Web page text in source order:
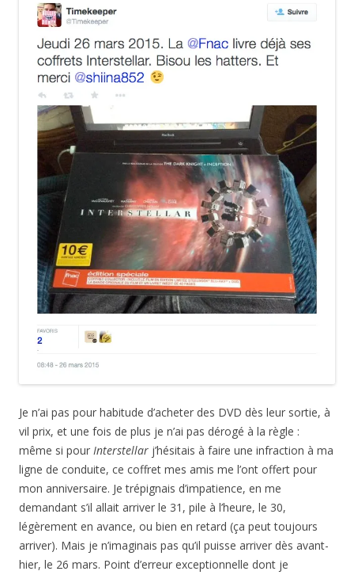
Je n’ai pas pour habitude d’acheter des DVD dès leur sortie, à
vil prix, et une fois de plus je n’ai pas dérogé à la règle :
même si pour Interstellar j’hésitais à faire une infraction à ma
ligne de conduite, ce coffret mes amis me l’ont offert pour
mon anniversaire. Je trépignais d’impatience, en me
demandant s’il allait arriver le 31, pile à l’heure, le 30,
légèrement en avance, ou bien en retard (ça peut toujours
arriver). Mais je n’imaginais pas qu’il puisse arriver dès avant-
hier, le 26 mars. Point d’erreur exceptionnelle dont je